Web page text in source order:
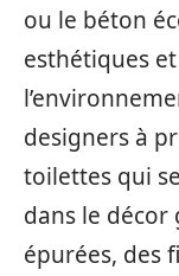
ou le béton
esthétiques
designers à
toilettes qui
dans le décor
épurées, des